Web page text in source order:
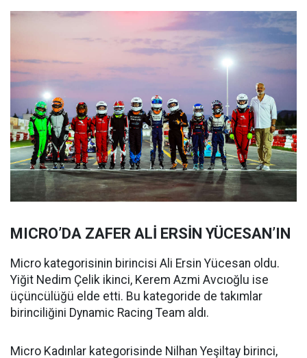
MICRO’DA ZAFER ALİ ERSİN YÜCESAN’IN
Micro kategorisinin birincisi Ali Ersin Yücesan oldu.
Yiğit Nedim Çelik ikinci, Kerem Azmi Avcıoğlu ise
üçüncülüğü elde etti. Bu kategoride de takımlar
birinciliğini Dynamic Racing Team aldı.
Micro Kadınlar kategorisinde Nilhan Yeşiltay birinci,